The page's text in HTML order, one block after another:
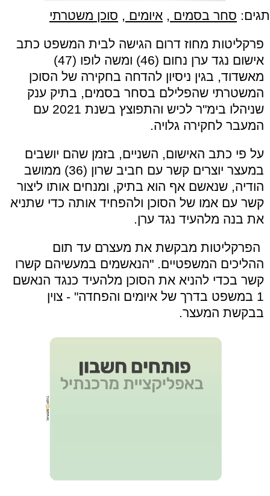
תגים: סחר בסמים , איומים , סוכן משטרתי
פרקליטות מחוז דרום הגישה לבית המשפט כתב
אישום נגד ערן נחום (46) ומשה לופו (47)
מאשדוד, בגין ניסיון להדחה בחקירה של הסוכן
המשטרתי שהפלילם בסחר בסמים, בתיק ענק
שניהלו בימ"ר לכיש והתפוצץ בשנת 2021 עם
המעבר לחקירה גלויה.
על פי כתב האישום, השניים, בזמן שהם יושבים
במעצר יוצרים קשר עם חביב שרון (36) ממושב
הודיה, שנאשם אף הוא בתיק, ומנחים אותו ליצור
קשר עם אמו של הסוכן ולהפחיד אותה כדי שתניא
את בנה מלהעיד נגד ערן.
הפרקליטות מבקשת את מעצרם עד תום
ההליכים המשפטיים. "הנאשמים במעשיהם קשרו
קשר בכדי להניא את הסוכן מלהעיד כנגד הנאשם
1 במשפט בדרך של איומים והפחדה" - צוין
בבקשת המעצר.